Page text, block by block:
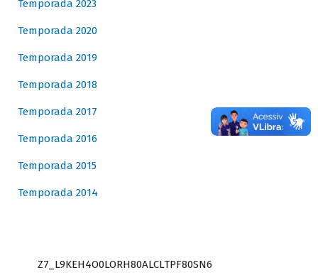
Temporada 2023
Temporada 2020
Temporada 2019
Temporada 2018
Temporada 2017
Temporada 2016
Temporada 2015
Temporada 2014
Z7_L9KEH4O0LORH80ALCLTPF80SN6